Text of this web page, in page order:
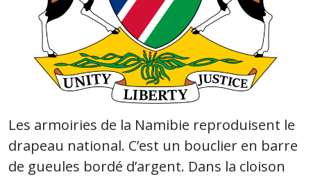
Les armoiries de la Namibie reproduisent le
drapeau national. C’est un bouclier en barre
de gueules bordé d’argent. Dans la cloison